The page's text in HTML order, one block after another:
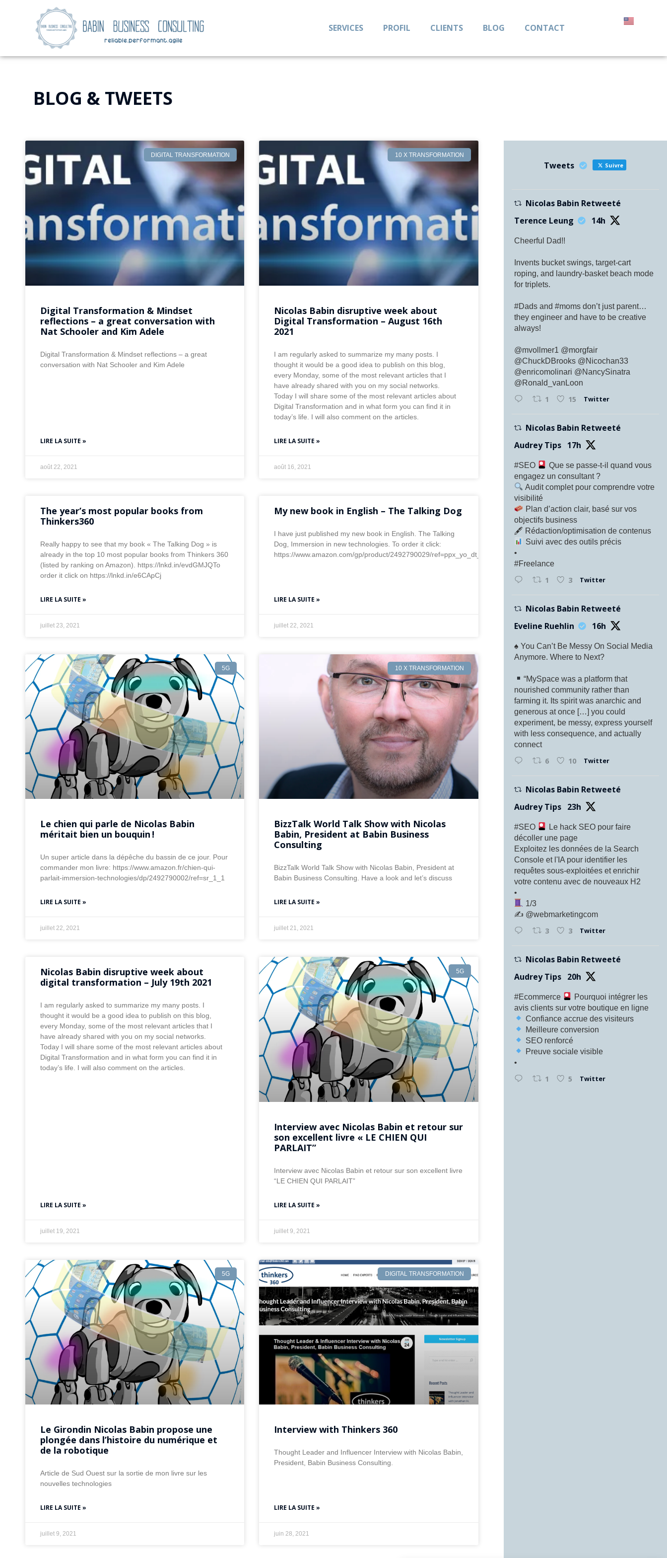
SERVICES PROFIL CLIENTS BLOG CONTACT
BLOG & TWEETS
DIGITAL TRANSFORMATION
Digital Transformation & Mindset
reflections – a great conversation with
Nat Schooler and Kim Adele
Digital Transformation & Mindset reflections – a great
conversation with Nat Schooler and Kim Adele
LIRE LA SUITE »
août 22, 2021
10 X TRANSFORMATION
Nicolas Babin disruptive week about
Digital Transformation – August 16th
2021
I am regularly asked to summarize my many posts. I
thought it would be a good idea to publish on this blog,
every Monday, some of the most relevant articles that I
have already shared with you on my social networks.
Today I will share some of the most relevant articles about
Digital Transformation and in what form you can find it in
today’s life. I will also comment on the articles.
LIRE LA SUITE »
août 16, 2021
The year’s most popular books from
Thinkers360
Really happy to see that my book « The Talking Dog » is
already in the top 10 most popular books from Thinkers 360
(listed by ranking on Amazon). https://lnkd.in/evdGMJQTo
order it click on https://lnkd.in/e6CApCj
LIRE LA SUITE »
juillet 23, 2021
My new book in English – The Talking Dog
I have just published my new book in English. The Talking
Dog, Immersion in new technologies. To order it click:
https://www.amazon.com/gp/product/2492790029/ref=ppx_yo_dt_b_asin_image_o00_s00
LIRE LA SUITE »
juillet 22, 2021
5G
Le chien qui parle de Nicolas Babin
méritait bien un bouquin !
Un super article dans la dépêche du bassin de ce jour. Pour
commander mon livre: https://www.amazon.fr/chien-qui-
parlait-immersion-technologies/dp/2492790002/ref=sr_1_1
LIRE LA SUITE »
juillet 22, 2021
10 X TRANSFORMATION
BizzTalk World Talk Show with Nicolas
Babin, President at Babin Business
Consulting
BizzTalk World Talk Show with Nicolas Babin, President at
Babin Business Consulting. Have a look and let’s discuss
LIRE LA SUITE »
juillet 21, 2021
Nicolas Babin disruptive week about
digital transformation – July 19th 2021
I am regularly asked to summarize my many posts. I
thought it would be a good idea to publish on this blog,
every Monday, some of the most relevant articles that I
have already shared with you on my social networks.
Today I will share some of the most relevant articles about
Digital Transformation and in what form you can find it in
today’s life. I will also comment on the articles.
LIRE LA SUITE »
juillet 19, 2021
5G
Interview avec Nicolas Babin et retour sur
son excellent livre « LE CHIEN QUI
PARLAIT”
Interview avec Nicolas Babin et retour sur son excellent livre
“LE CHIEN QUI PARLAIT”
LIRE LA SUITE »
juillet 9, 2021
5G
Le Girondin Nicolas Babin propose une
plongée dans l’histoire du numérique et
de la robotique
Article de Sud Ouest sur la sortie de mon livre sur les
nouvelles technologies
LIRE LA SUITE »
juillet 9, 2021
DIGITAL TRANSFORMATION
Interview with Thinkers 360
Thought Leader and Influencer Interview with Nicolas Babin,
President, Babin Business Consulting.
LIRE LA SUITE »
juin 28, 2021
Tweets Suivre
Nicolas Babin Retweeté
Terence Leung
14h
Cheerful Dad!!
Invents bucket swings, target-cart
roping, and laundry-basket beach mode
for triplets.
#Dads and #moms don’t just parent…
they engineer and have to be creative
always!
@mvollmer1 @morgfair
@ChuckDBrooks @Nicochan33
@enricomolinari @NancySinatra
@Ronald_vanLoon
1 15 Twitter
Nicolas Babin Retweeté
Audrey Tips 17h
#SEO
Que se passe-t-il quand vous
engagez un consultant ?
Audit complet pour comprendre votre
visibilité
Plan d’action clair, basé sur vos
objectifs business
🖋 Rédaction/optimisation de contenus
Suivi avec des outils précis
•
#Freelance
1 3 Twitter
Nicolas Babin Retweeté
Eveline Ruehlin
16h
♠️ You Can’t Be Messy On Social Media
Anymore. Where to Next?
“MySpace was a platform that
nourished community rather than
farming it. Its spirit was anarchic and
generous at once […] you could
experiment, be messy, express yourself
with less consequence, and actually
connect
6 10 Twitter
Nicolas Babin Retweeté
Audrey Tips 23h
#SEO
Le hack SEO pour faire
décoller une page
Exploitez les données de la Search
Console et l'IA pour identifier les
requêtes sous-exploitées et enrichir
votre contenu avec de nouveaux H2
•
1/3
✍️ @webmarketingcom
3 3 Twitter
Nicolas Babin Retweeté
Audrey Tips 20h
#Ecommerce
Pourquoi intégrer les
avis clients sur votre boutique en ligne
Confiance accrue des visiteurs
Meilleure conversion
SEO renforcé
Preuve sociale visible
•
1 5 Twitter